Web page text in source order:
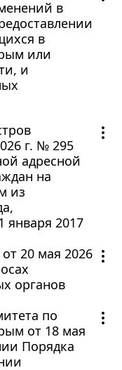
в
в
или
и
г. № 295
адресной
на
из
января 2017
20 мая 2026
органов
по
от 18 мая
Порядка